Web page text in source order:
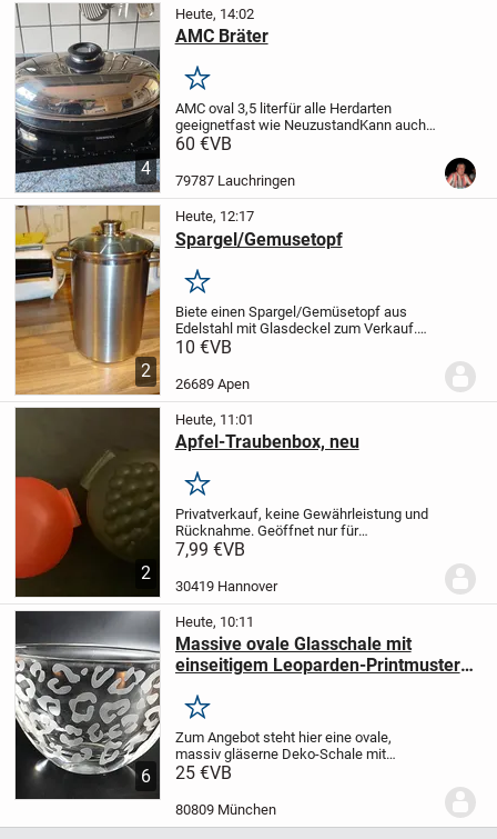
4
Heute, 14:02
AMC Bräter
Merken
AMC oval 3,5 literfür alle Herdarten
geeignetfast wie NeuzustandKann auch
versendet werden
60 €VB
79787 Lauchringen
2
Heute, 12:17
Spargel/Gemusetopf
Merken
Biete einen Spargel/Gemüsetopf aus
Edelstahl mit Glasdeckel zum Verkauf.
Man kann ihn auch zum Spagetti kochen
hat 15 cm.Das Sieb zum Herausnehmen
des Gargutes...
10 €VB
26689 Apen
2
Heute, 11:01
Apfel-Traubenbox, neu
Merken
Privatverkauf, keine Gewährleistung und
Rücknahme. Geöffnet nur für
Foto.Versand gegen Kostenübernahme
7,99 €VB
30419 Hannover
6
Heute, 10:11
Massive ovale Glasschale mit
einseitigem Leoparden-Printmuster
Merken
Zum Angebot steht hier eine ovale,
massiv gläserne Deko-Schale mit
einseitigem Leoparden-Printmuster in
Länge und einer Höhe von 15 cm.
25 €VB
80809 München